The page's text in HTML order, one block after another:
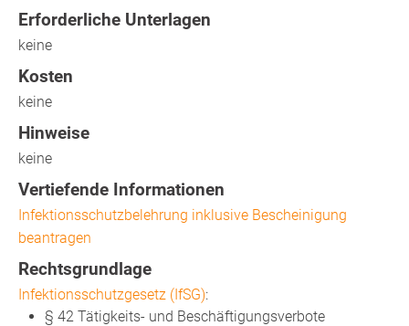
Erforderliche Unterlagen
keine
Kosten
keine
Hinweise
keine
Vertiefende Informationen
Infektionsschutzbelehrung inklusive Bescheinigung
beantragen
Rechtsgrundlage
Infektionsschutzgesetz (IfSG):
§ 42 Tätigkeits- und Beschäftigungsverbote